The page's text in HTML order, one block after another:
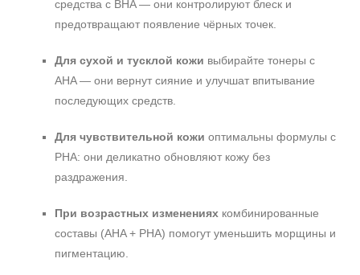
средства с BHA — они контролируют блеск и
предотвращают появление чёрных точек.
Для сухой и тусклой кожи выбирайте тонеры с
AHA — они вернут сияние и улучшат впитывание
последующих средств.
Для чувствительной кожи оптимальны формулы с
PHA: они деликатно обновляют кожу без
раздражения.
При возрастных изменениях комбинированные
составы (AHA + PHA) помогут уменьшить морщины и
пигментацию.